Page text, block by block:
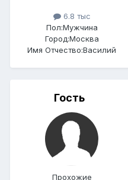
6.8 тыс
Пол:Мужчина
Город:Москва
Имя Отчество:Василий
Гость
Прохожие